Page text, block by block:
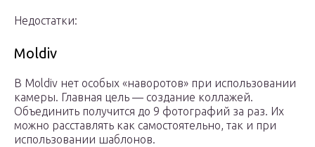
Недостатки:
Moldiv
В Moldiv нет особых «наворотов» при использовании
камеры. Главная цель — создание коллажей.
Объединить получится до 9 фотографий за раз. Их
можно расставлять как самостоятельно, так и при
использовании шаблонов.